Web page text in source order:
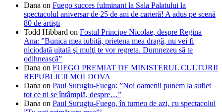
Dana on Fuego succes fulminant la Sala Palatului la
spectacolul aniversar de 25 de ani de carieră! A adus pe scenă
80 de artiști
Todd Hibbard on Fostul Principe Nicolae, despre Regina
Ana: ”Bunica mea iubită, prietena mea dragă, nu vei fi
niciodată uitată şi mulţi te vor regreta. Dumnezeu să te
odihnească”
Dana on FUEGO PREMIAT DE MINISTERUL CULTURII
REPUBLICII MOLDOVA
Dana on Paul Surugiu-Fuego: ”Noi oamenii punem la suflet
tot ce ni se întâmplă, despre…”
Dana on Paul Surugiu-Fuego, în turneu de azi, cu spectacolul